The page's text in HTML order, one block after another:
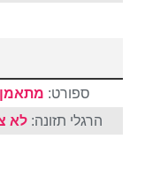
ספורט:
הרגלי תזונה: לא